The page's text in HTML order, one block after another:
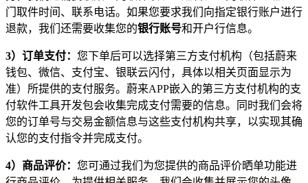
门取件时间、联系电话。如果您要求我们向指定银行账户进行
退款，我们还需要收集您的银行账号和开户行信息。
3）订单支付： 您下单后可以选择第三方支付机构（包括蔚来
钱包、微信、支付宝、银联云闪付，具体以相关页面显示为
准）所提供的支付服务。蔚来APP嵌入的第三方支付机构的支
付软件工具开发包会收集完成支付需要的信息。同时我们会将
您的订单号与交易金额信息与这些支付机构共享，以实现其确
认您的支付指令并完成支付。
4）商品评价： 您可通过我们为您提供的商品评价晒单功能进